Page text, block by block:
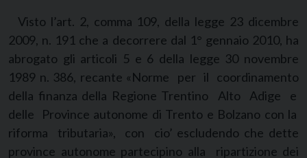
Visto l’art. 2, comma 109, della legge 23 dicembre
2009, n. 191 che a decorrere dal 1° gennaio 2010, ha
abrogato gli articoli 5 e 6 della legge 30 novembre
1989 n. 386, recante «Norme per il coordinamento
della finanza della Regione Trentino Alto Adige e
delle Province autonome di Trento e Bolzano con la
riforma tributaria», con cio’ escludendo che dette
province autonome partecipino alla ripartizione dei